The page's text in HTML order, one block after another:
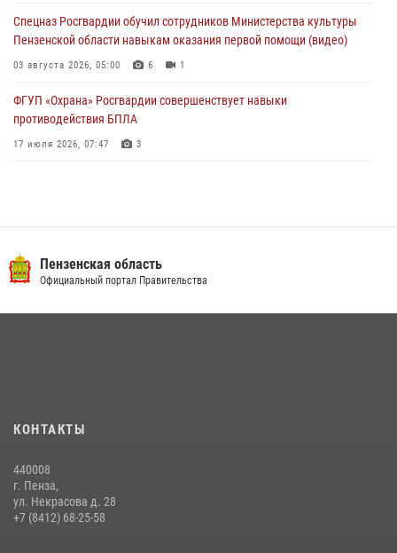
03 августа 2026, 05:15
Спецназ Росгвардии обучил сотрудников Министерства культуры
Пензенской области навыкам оказания первой помощи (видео)
03 августа 2026, 05:00 6 1
ФГУП «Охрана» Росгвардии совершенствует навыки
противодействия БПЛА
17 июля 2026, 07:47 3
Пензенский спецназ Росгвардии готовит студентов к окружному
этапу «Зарницы 2.0» (видео)
Пучков посетил 55-й Всероссийский Лермонтовский праздник
11 июля 2026, 10:00
Сотрудники пензенского ОМОН «Страж» познакомили участников
Пензенская область
Официальный портал Правительства
КОНТАКТЫ
440008
г. Пенза,
ул. Некрасова д. 28
+7 (8412) 68-25-58